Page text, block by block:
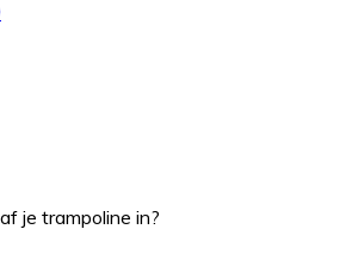
je trampoline in?